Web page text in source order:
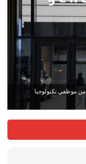
جنرال موتورز بتسريح ما بين 500 إلى 600 من موظفي تكنولوجيا